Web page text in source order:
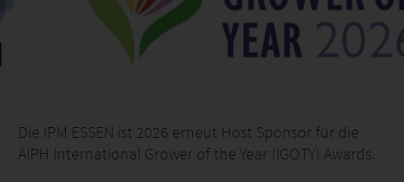
Die IPM ESSEN ist 2026 erneut Host Sponsor für die
AIPH International Grower of the Year (IGOTY) Awards.